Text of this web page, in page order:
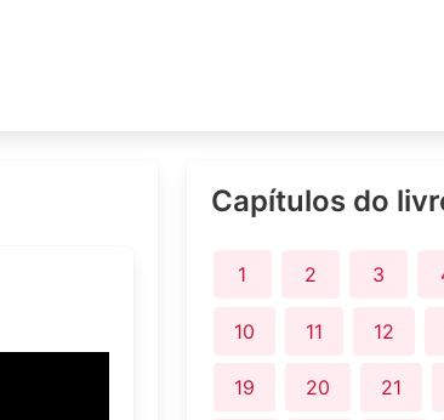
Capítulos do
1 2 3
10 11 12
19 20 21